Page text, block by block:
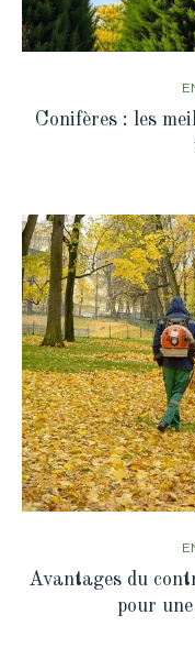
Conifères : les
Avantages du
pour